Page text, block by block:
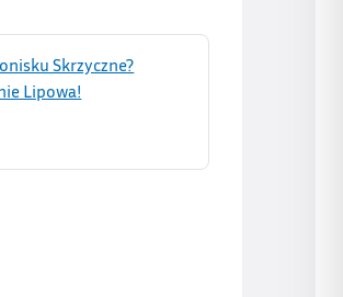
Skrzyczne?
Lipowa!